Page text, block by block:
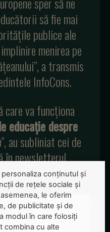
să fie mai
publice ale
menirea pe
a transmis
InfoCons.
care va funcționa
educație despre
”, au subliniat cei de
în newsletterul
.
conținutul și
de rețele sociale și
le oferim
de publicitate și de
modul în care folosiți
combina cu alte